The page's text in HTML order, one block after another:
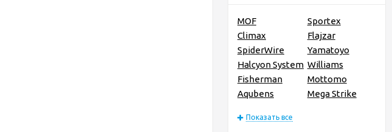
MOF
Sportex
Climax
Flajzar
SpiderWire
Yamatoyo
Halcyon System Williams
Fisherman
Mottomo
Aqubens
Mega Strike
Показать все